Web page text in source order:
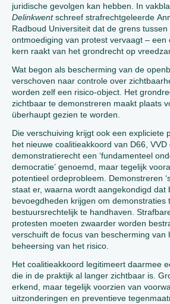
juridische gevolgen kan hebben. In
Delinkwentschreef strafrechtgeleerde
Radboud Universiteit dat de grens
ontmoediging van protest vervaagt – een
kern raakt van het grondrecht op
Wat begon als bescherming van de
verschoven naar controle over
worden zelf een risico-object. Het
zichtbaar te demonstreren maakt plaats
überhaupt gezien te worden.
Die verschuiving krijgt ook een expliciete
het nieuwe coalitieakkoord van D66,
demonstratierecht een ‘fundamenteel
democratie’ genoemd, maar tegelijk
potentieel ordeprobleem. Demonstreren
staat er, waarna wordt aangekondigd dat
bevoegdheden krijgen om demonstraties
bestuursrechtelijk te handhaven.
protesten moeten zwaarder worden
verschuift de focus van bescherming van
beheersing van het risico.
Het coalitieakkoord legitimeert daarmee
die in de praktijk al langer zichtbaar is.
erkend, maar tegelijk voorzien van
uitzonderingen en preventieve